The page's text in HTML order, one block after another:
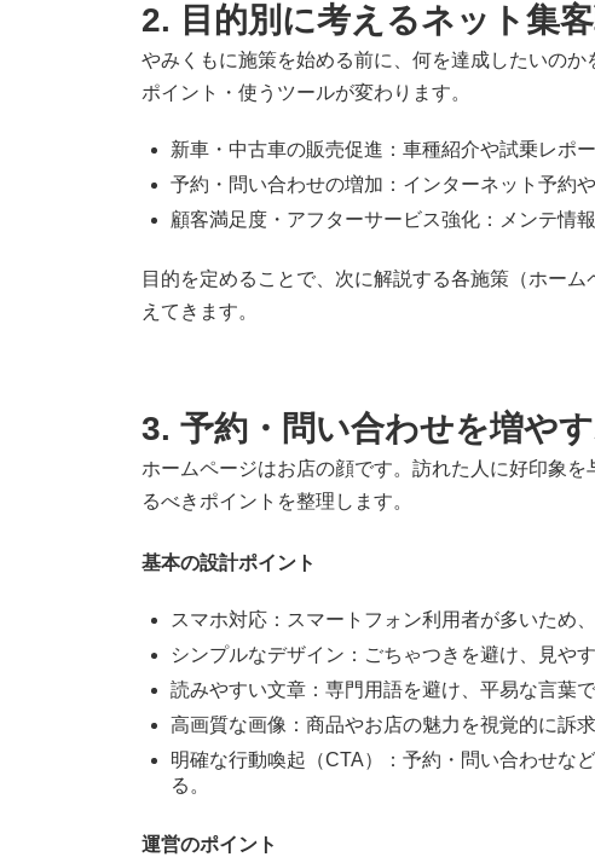
2. 目的別に考えるネット集
やみくもに施策を始める前に、何を達成したいの
ポイント・使うツールが変わります。
新車・中古車の販売促進：車種紹介や試乗レポ
予約・問い合わせの増加：インターネット予約
顧客満足度・アフターサービス強化：メンテ情
目的を定めることで、次に解説する各施策（ホー
えてきます。
3. 予約・問い合わせを増や
ホームページはお店の顔です。訪れた人に好印象
るべきポイントを整理します。
基本の設計ポイント
スマホ対応：スマートフォン利用者が多いため
シンプルなデザイン：ごちゃつきを避け、見や
読みやすい文章：専門用語を避け、平易な言葉で
高画質な画像：商品やお店の魅力を視覚的に訴求
明確な行動喚起（CTA）：予約・問い合わせな
る。
運営のポイント